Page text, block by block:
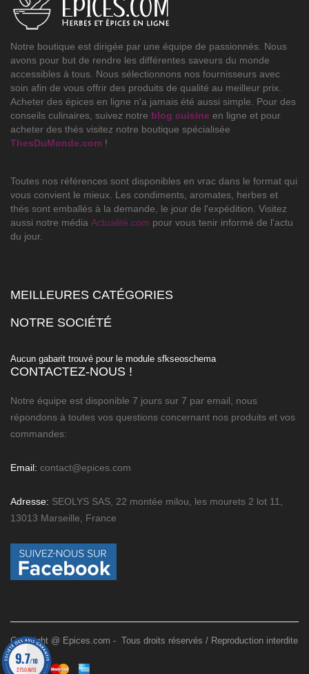
Notre boutique est dirigée par une équipe de passionnés. Nous
avons pour but de rendre les différentes saveurs du monde
accessibles à tous. Nous sélectionnons nos fournisseurs avec
soin afin de vous offrir des produits de qualité au meilleur prix.
Acheter des épices en ligne n'a jamais été aussi simple. Pour des
conseils culinaires, suivez notre blog cuisine en ligne et pour
acheter des thés visitez notre boutique spécialisée
ThesDuMonde.com !
Toutes nos références sont disponibles en vrac dans le format qui
vous convient le mieux. Les condiments, aromates, herbes et
thés sont emballés à la demande, le jour de l'expédition. Visitez
aussi notre média Actualité.com pour vous tenir informé de l'actu
du jour.
MEILLEURES CATÉGORIES
NOTRE SOCIÉTÉ
Aucun gabarit trouvé pour le module sfkseoschema
CONTACTEZ-NOUS !
Notre équipe est disponible 7 jours sur 7 par email, nous
répondons à toutes vos questions concernant nos produits et vos
commandes:
Email: contact@epices.com
Adresse: SEOLYS SAS, 22 montée milou, les mourets 2 lot 11,
13013 Marseille, France
Copyright @ Epices.com - Tous droits réservés / Reproduction interdite
9.7/10
2750 AVIS